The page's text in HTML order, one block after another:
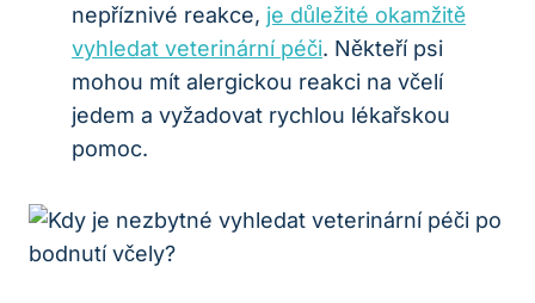
nepříznivé reakce, je důležité okamžitě
vyhledat veterinární péči. Někteří psi
mohou mít alergickou reakci na včelí
jedem a vyžadovat rychlou lékařskou
pomoc.